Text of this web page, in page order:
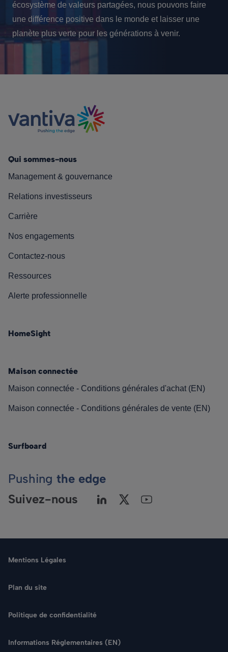
écosystème de valeurs partagées, nous pouvons faire
une différence positive dans le monde et laisser une
planète plus verte pour les générations à venir.
Qui sommes-nous
Management & gouvernance
Relations investisseurs
Carrière
Nos engagements
Contactez-nous
Ressources
Alerte professionnelle
HomeSight
Maison connectée
Maison connectée - Conditions générales d'achat (EN)
Maison connectée - Conditions générales de vente (EN)
Surfboard
Pushing the edge
Suivez-nous
Mentions Légales
Plan du site
Politique de confidentialité
Informations Réglementaires (EN)